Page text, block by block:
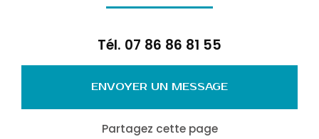
Tél. 07 86 86 81 55
ENVOYER UN MESSAGE
Partagez cette page